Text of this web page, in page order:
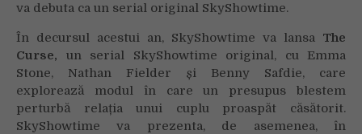
va debuta ca un serial original SkyShowtime.
În decursul acestui an, SkyShowtime va lansa The
Curse, un serial SkyShowtime original, cu Emma
Stone,
Nathan Fielder și Benny Safdie,
care
explorează modul în care un presupus blestem
perturbă relația unui cuplu proaspăt căsătorit.
SkyShowtime va prezenta, de asemenea, în